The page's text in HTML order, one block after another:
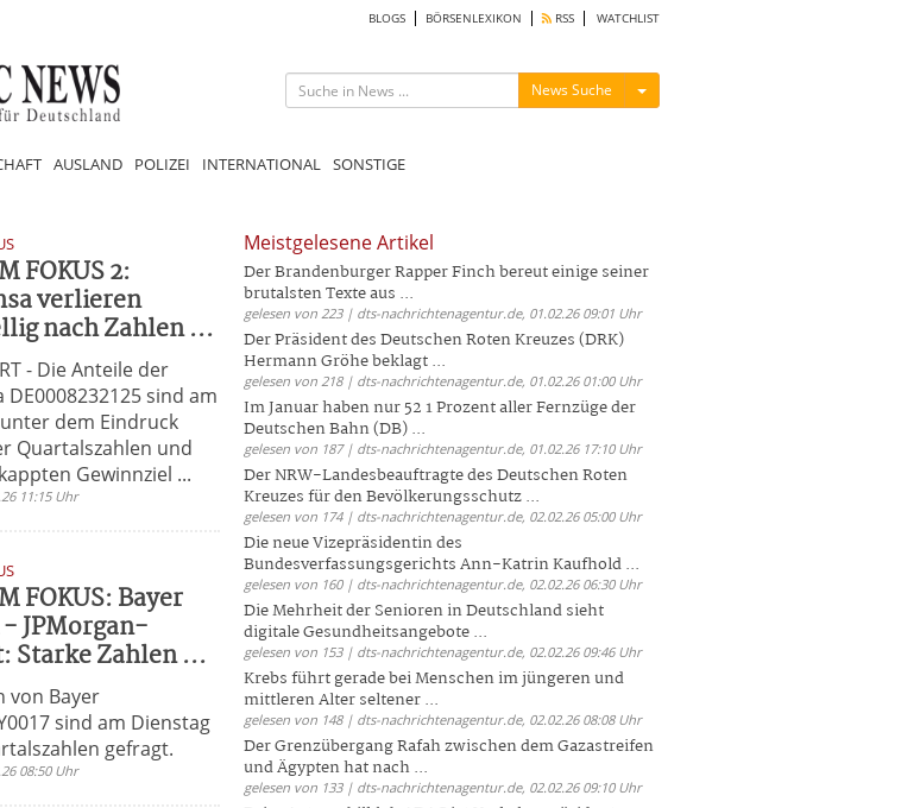
BLOGS BÖRSENLEXIKON RSS WATCHLIST
News Suche Menü ein-/ausblenden
AUSLAND POLIZEI INTERNATIONAL SONSTIGE
FOKUS 2:
verlieren
nach Zahlen ...
- Die Anteile der
DE0008232125 sind am
dem Eindruck
Quartalszahlen und
Gewinnziel ...
11:15 Uhr
FOKUS: Bayer
JPMorgan-
Starke Zahlen ...
von Bayer
sind am Dienstag
gefragt.
08:50 Uhr
Meistgelesene Artikel
Der Brandenburger Rapper Finch bereut einige seiner
brutalsten Texte aus ...
gelesen von 223 | dts-nachrichtenagentur.de, 01.02.26 09:01 Uhr
Der Präsident des Deutschen Roten Kreuzes (DRK)
Hermann Gröhe beklagt ...
gelesen von 218 | dts-nachrichtenagentur.de, 01.02.26 01:00 Uhr
Im Januar haben nur 52 1 Prozent aller Fernzüge der
Deutschen Bahn (DB) ...
gelesen von 187 | dts-nachrichtenagentur.de, 01.02.26 17:10 Uhr
Der NRW-Landesbeauftragte des Deutschen Roten
Kreuzes für den Bevölkerungsschutz ...
gelesen von 174 | dts-nachrichtenagentur.de, 02.02.26 05:00 Uhr
Die neue Vizepräsidentin des
Bundesverfassungsgerichts Ann-Katrin Kaufhold ...
gelesen von 160 | dts-nachrichtenagentur.de, 02.02.26 06:30 Uhr
Die Mehrheit der Senioren in Deutschland sieht
digitale Gesundheitsangebote ...
gelesen von 153 | dts-nachrichtenagentur.de, 02.02.26 09:46 Uhr
Krebs führt gerade bei Menschen im jüngeren und
mittleren Alter seltener ...
gelesen von 148 | dts-nachrichtenagentur.de, 02.02.26 08:08 Uhr
Der Grenzübergang Rafah zwischen dem Gazastreifen
und Ägypten hat nach ...
gelesen von 133 | dts-nachrichtenagentur.de, 02.02.26 09:10 Uhr